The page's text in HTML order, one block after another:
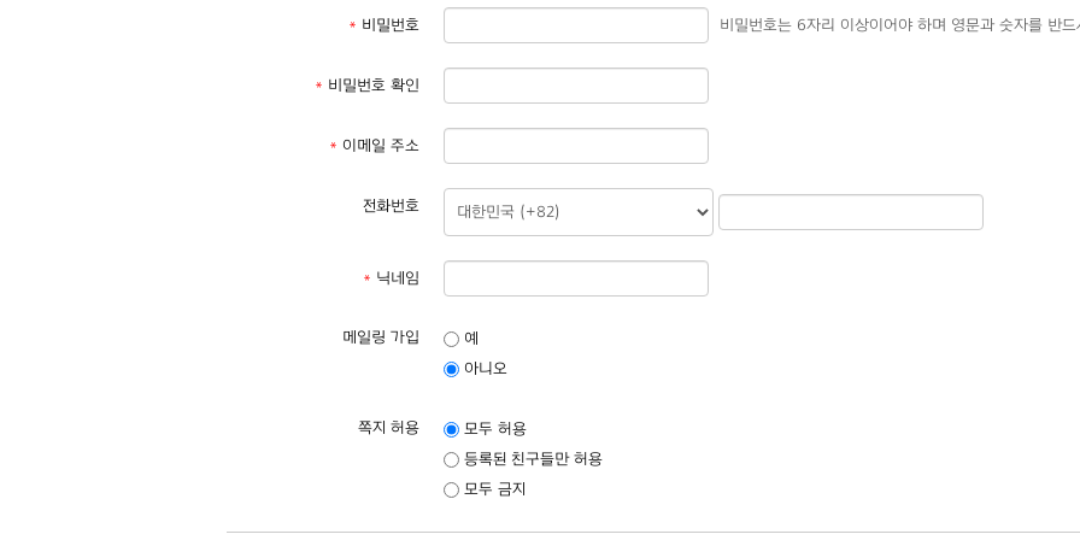
* 비밀번호 비밀번호는 6자리 이상이어야 하며 영문과 숫자를 반
* 비밀번호 확인
* 이메일 주소
전화번호
* 닉네임
메일링 가입
예
아니오
쪽지 허용
모두 허용
등록된 친구들만 허용
모두 금지